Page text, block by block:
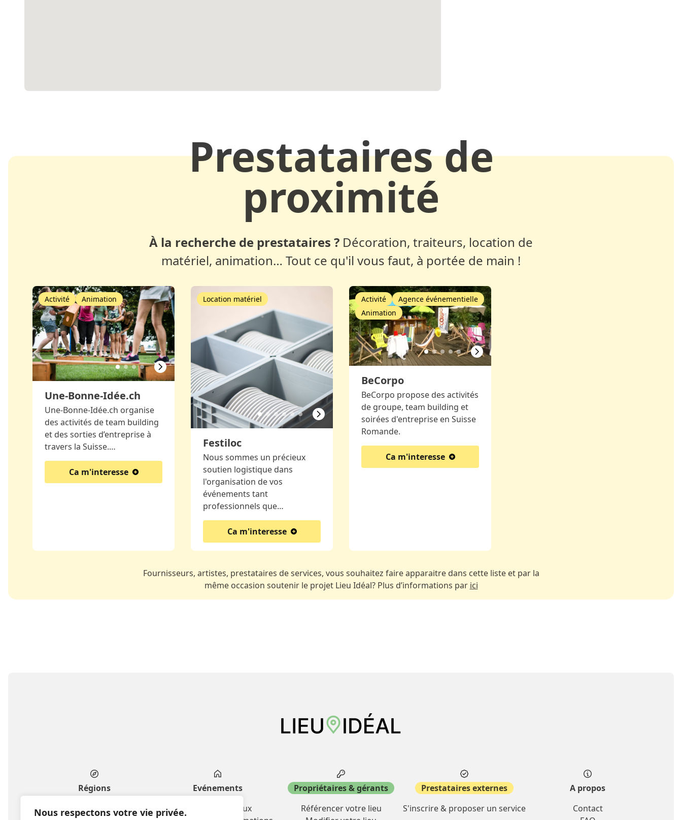
Nous respectons votre vie privée.
Prestataires de
proximité
À la recherche de prestataires ? Décoration, traiteurs, location de
matériel, animation… Tout ce qu'il vous faut, à portée de main !
Une-Bonne-Idée.ch
Activité Animation
Une-Bonne-Idée.ch organise
des activités de team building
et des sorties d’entreprise à
travers la Suisse.…
Ca m'interesse
Festiloc
Location matériel
Nous sommes un précieux
soutien logistique dans
l'organisation de vos
événements tant
professionnels que…
Ca m'interesse
BeCorpo
Activité
Agence événementielle
Animation
BeCorpo propose des activités
de groupe, team building et
soirées d'entreprise en Suisse
Romande.
Ca m'interesse
Fournisseurs, artistes, prestataires de services, vous souhaitez faire apparaitre dans cette liste et par la
même occasion soutenir le projet Lieu Idéal? Plus d’informations par ici
Régions
Genève
Evénements
Privés & familiaux
Propriétaires & gérants
Référencer votre lieu
Prestataires externes
S'inscrire & proposer un service
A propos
Contact